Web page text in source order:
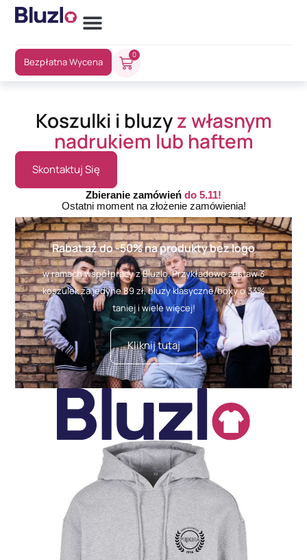
Bezpłatna Wycena
0
Koszulki i bluzyz własnym
nadrukiem lub haftem
Skontaktuj Się
Zbieranie zamówień do 5.11!
Ostatni moment na złożenie zamówienia!
Rabat aż do -50% na produkty bez logo
w ramach współpracy z Bluzlo. Przykładowo zestaw 3
koszulek za jedyne 89 zł, bluzy klasyczne/boxy o 33%
taniej i wiele więcej!
Kliknij tutaj